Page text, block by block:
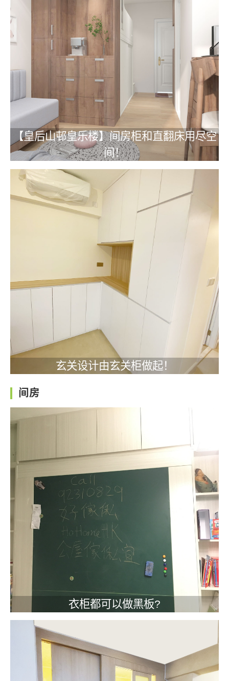
【皇后山邨皇乐楼】间房柜和直翻床用尽空
间！
玄关设计由玄关柜做起！
间房
衣柜都可以做黑板?